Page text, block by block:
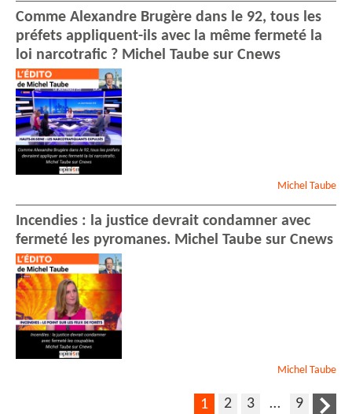
Comme Alexandre Brugère dans le 92, tous les
préfets appliquent-ils avec la même fermeté la
loi narcotrafic ? Michel Taube sur Cnews
Michel Taube
Incendies : la justice devrait condamner avec
fermeté les pyromanes. Michel Taube sur Cnews
Michel Taube
1 2 3 … 9